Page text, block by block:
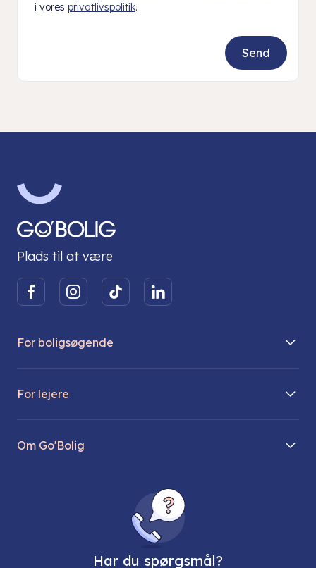
i vores privatlivspolitik.
Plads til at være
For boligsøgende
For lejere
Om Go'Bolig
Har du spørgsmål?